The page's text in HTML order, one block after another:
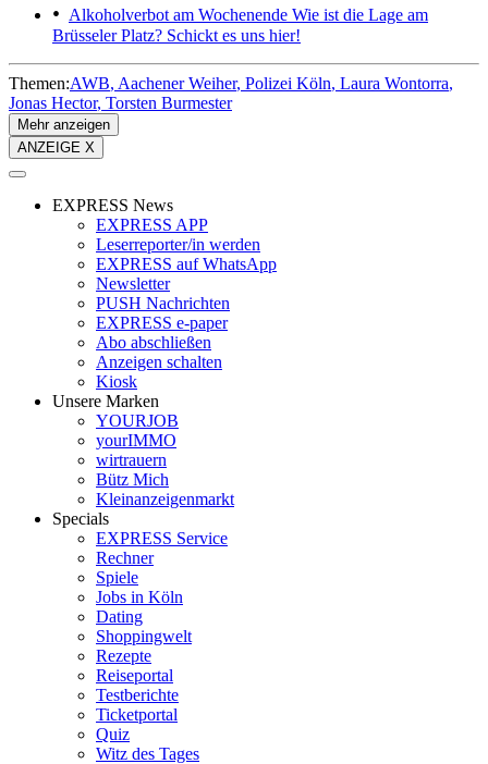
Alkoholverbot am Wochenende Wie ist die Lage am
Brüsseler Platz? Schickt es uns hier!
Themen:AWB Aachener Weiher Polizei Köln Laura Wontorra
Jonas Hector Torsten Burmester
Mehr anzeigen
ANZEIGE X
EXPRESS News
EXPRESS APP
Leserreporter/in werden
EXPRESS auf WhatsApp
Newsletter
PUSH Nachrichten
EXPRESS e-paper
Abo abschließen
Anzeigen schalten
Kiosk
Unsere Marken
YOURJOB
yourIMMO
wirtrauern
Bütz Mich
Kleinanzeigenmarkt
Specials
EXPRESS Service
Rechner
Spiele
Jobs in Köln
Dating
Shoppingwelt
Rezepte
Reiseportal
Testberichte
Ticketportal
Quiz
Witz des Tages